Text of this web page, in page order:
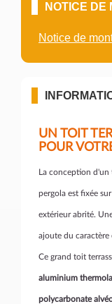
NOTICE DE
Notice de
UN TOIT
POUR
La conception d'un
pergola est fixée
extérieur abrité.
ajoute du
Ce grand toit
aluminium
polycarbonate